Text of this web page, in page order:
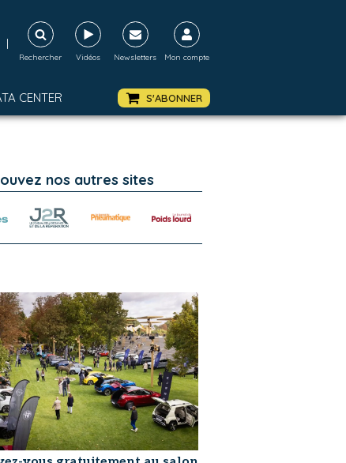
|
Rechercher Vidéos Newsletters Mon compte
CENTER S'ABONNER
nos autres sites